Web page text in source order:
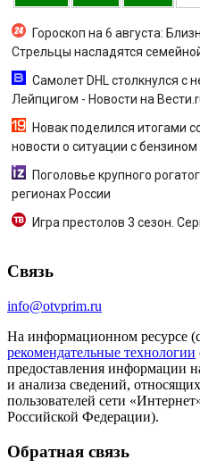
Гороскоп на 6 августа:
Стрельцы насладятся
Самолет DHL столкнулся с
Лейпцигом - Новости на
Новак поделился итогами
новости о ситуации с бензином
Поголовье крупного
регионах России
Игра престолов 3 сезон.
Связь
info@otvprim.ru
На информационном ресурсе
рекомендательные технологии
предоставления информации
и анализа сведений,
пользователей сети
Российской Федерации).
Обратная связь